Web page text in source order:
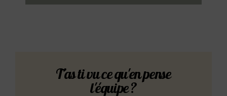
T'as ti vu ce qu'en pense
l'équipe ?